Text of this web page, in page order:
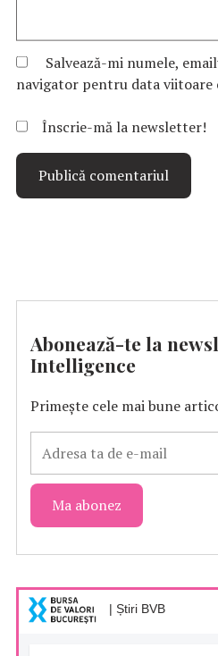
Salvează-mi numele,
navigator pentru data viitoare
Înscrie-mă la newsletter!
Abonează-te la
Intelligence
Primește cele mai bune
| Știri BVB